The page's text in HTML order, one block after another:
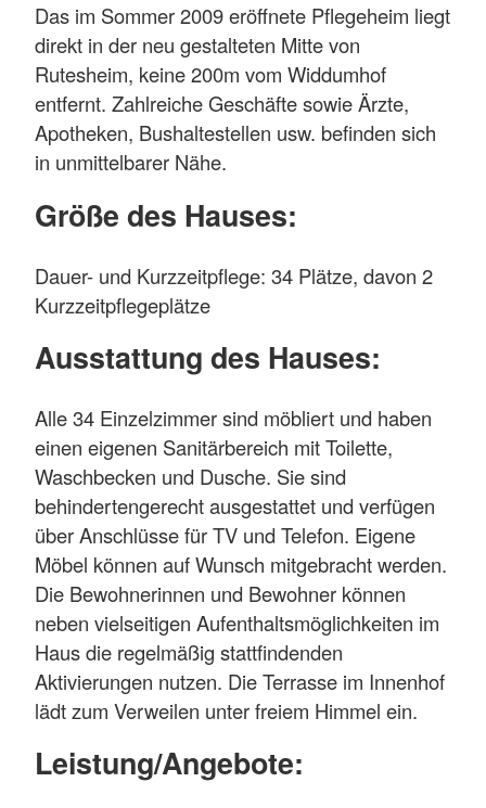
Das im Sommer 2009 eröffnete Pflegeheim liegt
direkt in der neu gestalteten Mitte von
Rutesheim, keine 200m vom Widdumhof
entfernt. Zahlreiche Geschäfte sowie Ärzte,
Apotheken, Bushaltestellen usw. befinden sich
in unmittelbarer Nähe.
Größe des Hauses:
Dauer- und Kurzzeitpflege: 34 Plätze, davon 2
Kurzzeitpflegeplätze
Ausstattung des Hauses:
Alle 34 Einzelzimmer sind möbliert und haben
einen eigenen Sanitärbereich mit Toilette,
Waschbecken und Dusche. Sie sind
behindertengerecht ausgestattet und verfügen
über Anschlüsse für TV und Telefon. Eigene
Möbel können auf Wunsch mitgebracht werden.
Die Bewohnerinnen und Bewohner können
neben vielseitigen Aufenthaltsmöglichkeiten im
Haus die regelmäßig stattfindenden
Aktivierungen nutzen. Die Terrasse im Innenhof
lädt zum Verweilen unter freiem Himmel ein.
Leistung/Angebote: